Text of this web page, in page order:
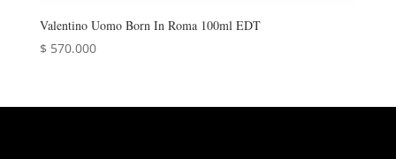
Valentino Uomo Born In Roma 100ml EDT
$ 570.000